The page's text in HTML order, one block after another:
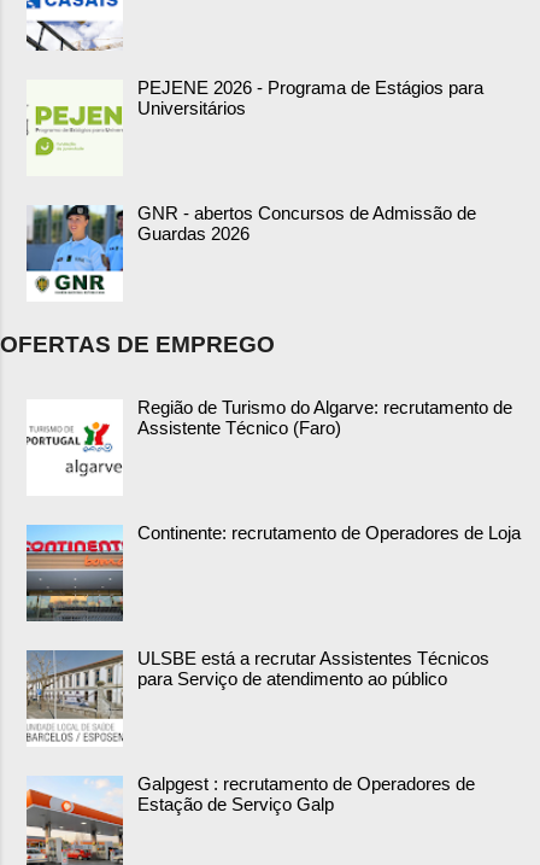
PEJENE 2026 - Programa de Estágios para
Universitários
GNR - abertos Concursos de Admissão de
Guardas 2026
OFERTAS DE EMPREGO
Região de Turismo do Algarve: recrutamento de
Assistente Técnico (Faro)
Continente: recrutamento de Operadores de Loja
ULSBE está a recrutar Assistentes Técnicos
para Serviço de atendimento ao público
Galpgest : recrutamento de Operadores de
Estação de Serviço Galp